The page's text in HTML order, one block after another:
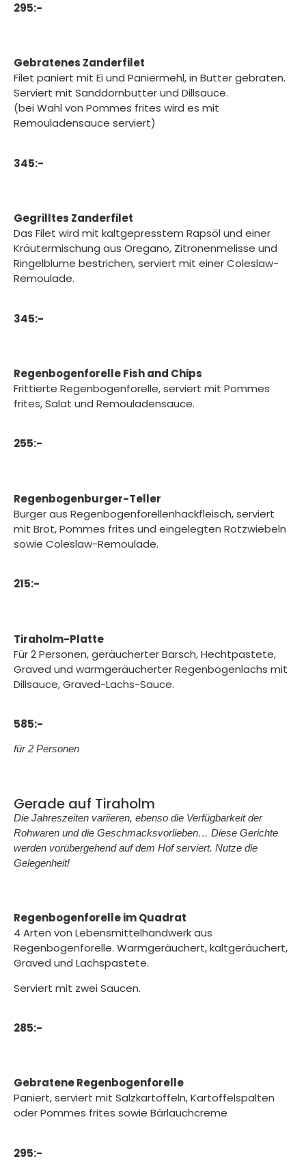
295:-
Gebratenes Zanderfilet
Filet paniert mit Ei und Paniermehl, in Butter gebraten.
Serviert mit Sanddornbutter und Dillsauce.
(bei Wahl von Pommes frites wird es mit
Remouladensauce serviert)
345:-
Gegrilltes Zanderfilet
Das Filet wird mit kaltgepresstem Rapsöl und einer
Kräutermischung aus Oregano, Zitronenmelisse und
Ringelblume bestrichen, serviert mit einer Coleslaw-
Remoulade.
345:-
Regenbogenforelle Fish and Chips
Frittierte Regenbogenforelle, serviert mit Pommes
frites, Salat und Remouladensauce.
255:-
Regenbogenburger-Teller
Burger aus Regenbogenforellenhackfleisch, serviert
mit Brot, Pommes frites und eingelegten Rotzwiebeln
sowie Coleslaw-Remoulade.
215:-
Tiraholm-Platte
Für 2 Personen, geräucherter Barsch, Hechtpastete,
Graved und warmgeräucherter Regenbogenlachs mit
Dillsauce, Graved-Lachs-Sauce.
585:-
für 2 Personen
Gerade auf Tiraholm
Die Jahreszeiten variieren, ebenso die Verfügbarkeit der
Rohwaren und die Geschmacksvorlieben… Diese Gerichte
werden vorübergehend auf dem Hof serviert. Nutze die
Gelegenheit!
Regenbogenforelle im Quadrat
4 Arten von Lebensmittelhandwerk aus
Regenbogenforelle. Warmgeräuchert, kaltgeräuchert,
Graved und Lachspastete.
Serviert mit zwei Saucen.
285:-
Gebratene Regenbogenforelle
Paniert, serviert mit Salzkartoffeln, Kartoffelspalten
oder Pommes frites sowie Bärlauchcreme
295:-